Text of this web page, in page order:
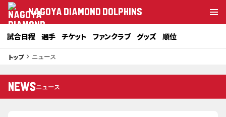
NAGOYA DIAMOND DOLPHINS
試合日程 選手 チケット ファンクラブ グッズ 順位
トップkeyboard_arrow_right ニュース
NEWSニュース